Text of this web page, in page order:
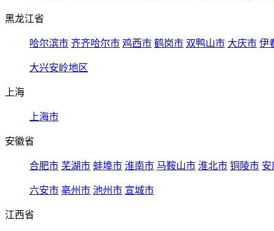
黑龙江省
哈尔滨市 齐齐哈尔市 鸡西市 鹤岗市 双鸭山市 大庆市 伊
大兴安岭地区
上海
上海市
安徽省
合肥市 芜湖市 蚌埠市 淮南市 马鞍山市 淮北市 铜陵市 安
六安市 亳州市 池州市 宣城市
江西省